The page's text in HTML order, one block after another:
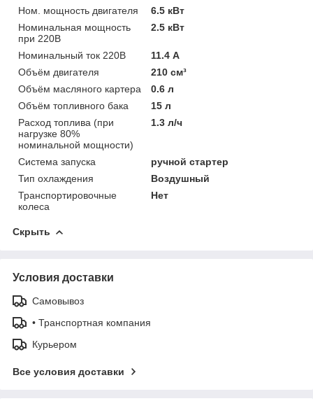
Ном. мощность двигателя
6.5 кВт
Номинальная мощность
при 220В
2.5 кВт
Номинальный ток 220В
11.4 А
Объём двигателя
210 см³
Объём масляного картера
0.6 л
Объём топливного бака
15 л
Расход топлива (при
нагрузке 80%
номинальной мощности)
1.3 л/ч
Система запуска
ручной стартер
Тип охлаждения
Воздушный
Транспортировочные
колеса
Нет
Скрыть
Условия доставки
Самовывоз
• Транспортная компания
Курьером
Все условия доставки